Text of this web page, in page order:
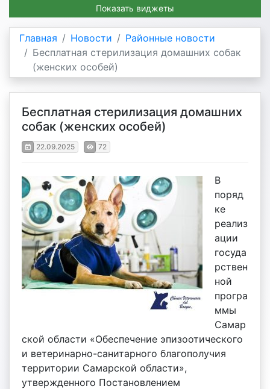
Показать виджеты
Главная Новости
Районные новости
Бесплатная стерилизация домашних собак
(женских особей)
Бесплатная стерилизация домашних
собак (женских особей)
22.09.2025 72
В
поряд
ке
реализ
ации
госуда
рствен
ной
програ
ммы
Самар
ской области «Обеспечение эпизоотического
и ветеринарно-санитарного благополучия
территории Самарской области»,
утвержденного Постановлением